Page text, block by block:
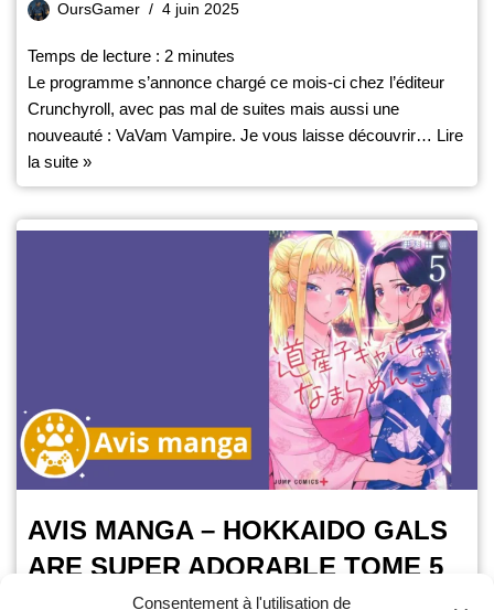
Consentement à l'utilisation de
OursGamer 4 juin 2025
Temps de lecture : 2 minutes
Le programme s’annonce chargé ce mois-ci chez l’éditeur
Crunchyroll, avec pas mal de suites mais aussi une
nouveauté : VaVam Vampire. Je vous laisse découvrir… Lire
la suite »
AVIS MANGA – HOKKAIDO GALS
ARE SUPER ADORABLE TOME 5